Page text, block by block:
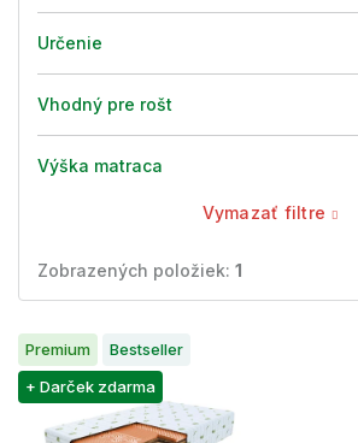
Určenie
Vhodný pre rošt
Výška matraca
Vymazať filtre
Zobrazených položiek: 1
V
ý
p
Premium
Bestseller
+ Darček zdarma